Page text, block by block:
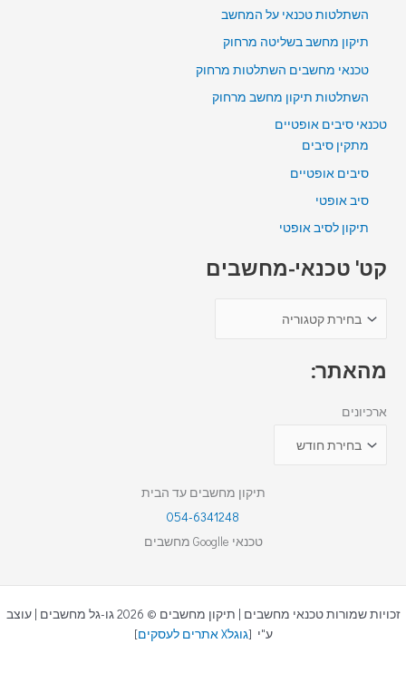
השתלטות טכנאי על המחשב
תיקון מחשב בשליטה מרחוק
טכנאי מחשבים השתלטות מרחוק
השתלטות תיקון מחשב מרחוק
טכנאי סיבים אופטיים
מתקין סיבים
סיבים אופטיים
סיב אופטי
תיקון לסיב אופטי
קט' טכנאי-מחשבים
מהאתר:
ארכיונים
תיקון מחשבים עד הבית
054-6341248
טכנאי Googlle מחשבים
זכויות שמורות טכנאי מחשבים | תיקון מחשבים © 2026 גו-גל מחשבים | עוצב
ע"י [גוגלX אתרים לעסקים ]